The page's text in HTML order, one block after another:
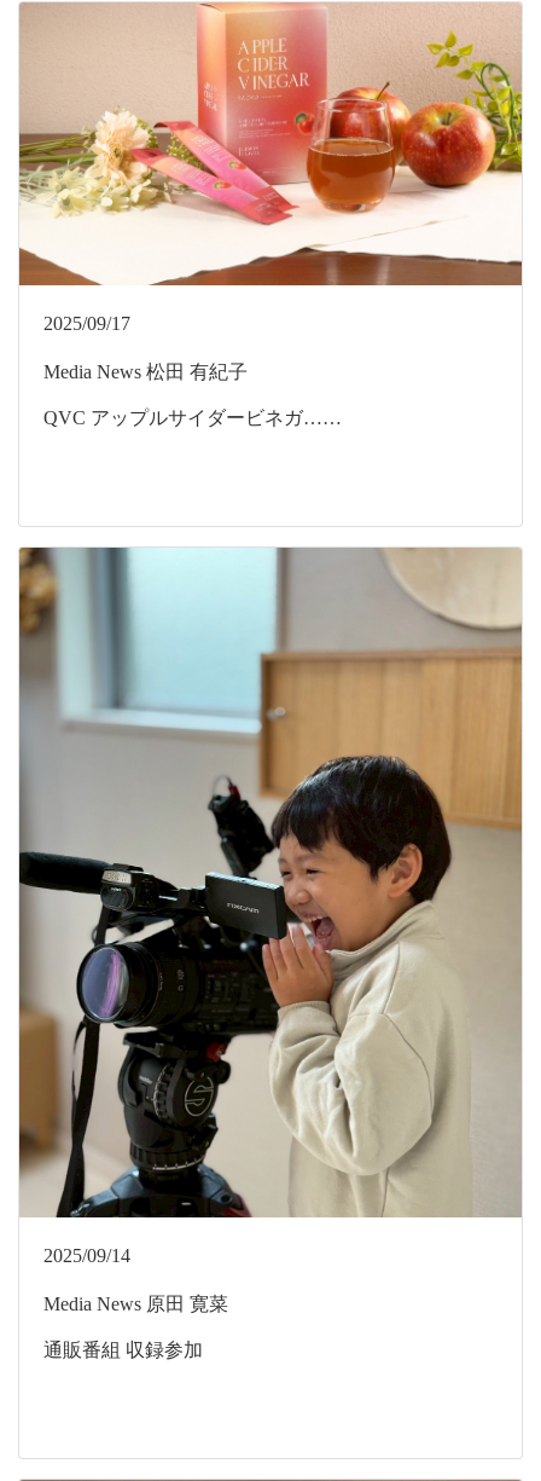
2025/09/17
Media News 松田 有紀子
QVC アップルサイダービネガ……
2025/09/14
Media News 原田 寛菜
通販番組 収録参加